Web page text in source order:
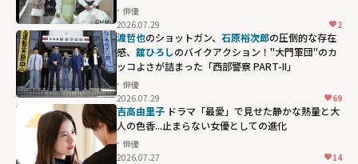
俳優
2026.07.29
2
渡哲也のショットガン、 石原裕次郎の圧倒的な存在
感、 舘ひろしのバイクアクション！"大門軍団"のカ
ッコよさが詰まった「西部警察 PART-II」
俳優
2026.07.29
69
吉高由里子 ドラマ「最愛」で見せた静かな熱量と大
人の色香...止まらない女優としての進化
俳優
2026.07.27
14